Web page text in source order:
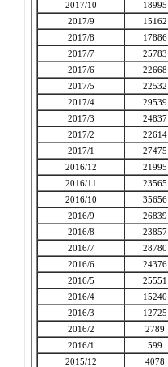
2017/10
18995
2017/9
15162
2017/8
17886
2017/7
25783
2017/6
22668
2017/5
22532
2017/4
29539
2017/3
24837
2017/2
22614
2017/1
27475
2016/12
21995
2016/11
23565
2016/10
35656
2016/9
26839
2016/8
23857
2016/7
28780
2016/6
24376
2016/5
25551
2016/4
15240
2016/3
12725
2016/2
2789
2016/1
599
2015/12
4078